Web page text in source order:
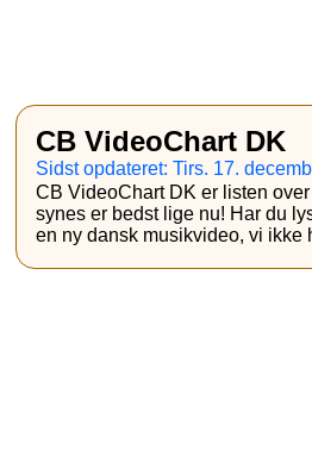
CB VideoChart DK
Sidst opdateret: Tirs. 17.
CB VideoChart DK er listen
synes er bedst lige nu! Har du
en ny dansk musikvideo, vi ikke